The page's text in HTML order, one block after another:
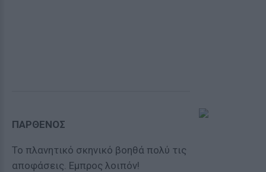
ΠΑΡΘΕΝΟΣ
Το πλανητικό σκηνικό βοηθά πολύ τις
αποφάσεις. Εμπρος λοιπόν!